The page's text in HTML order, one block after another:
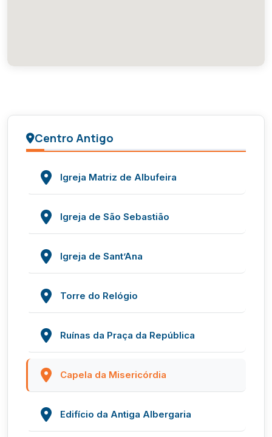
Centro Antigo
Igreja Matriz de Albufeira
Igreja de São Sebastião
Igreja de Sant’Ana
Torre do Relógio
Ruínas da Praça da República
Capela da Misericórdia
Edifício da Antiga Albergaria